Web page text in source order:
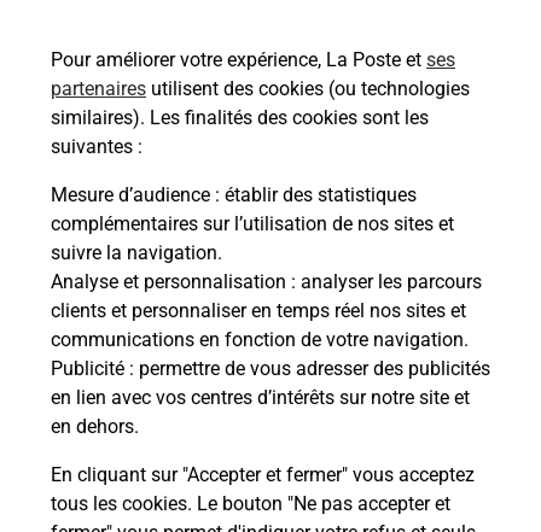
Pour améliorer votre expérience, La Poste et ses
partenaires utilisent des cookies (ou technologies
similaires). Les finalités des cookies sont les
suivantes :
Mesure d’audience : établir des statistiques
complémentaires sur l’utilisation de nos sites et
suivre la navigation.
Analyse et personnalisation : analyser les parcours
clients et personnaliser en temps réel nos sites et
communications en fonction de votre navigation.
Publicité : permettre de vous adresser des publicités
en lien avec vos centres d’intérêts sur notre site et
en dehors.
En cliquant sur "Accepter et fermer" vous acceptez
tous les cookies. Le bouton "Ne pas accepter et
Souscrire à la téléassistance
Vous cherchez une téléassistance, téléalarme dans
la commune Craponne ?
Découvrez nos offres.
En savoir plus
Localiser Liste
Liste - examen code de la route